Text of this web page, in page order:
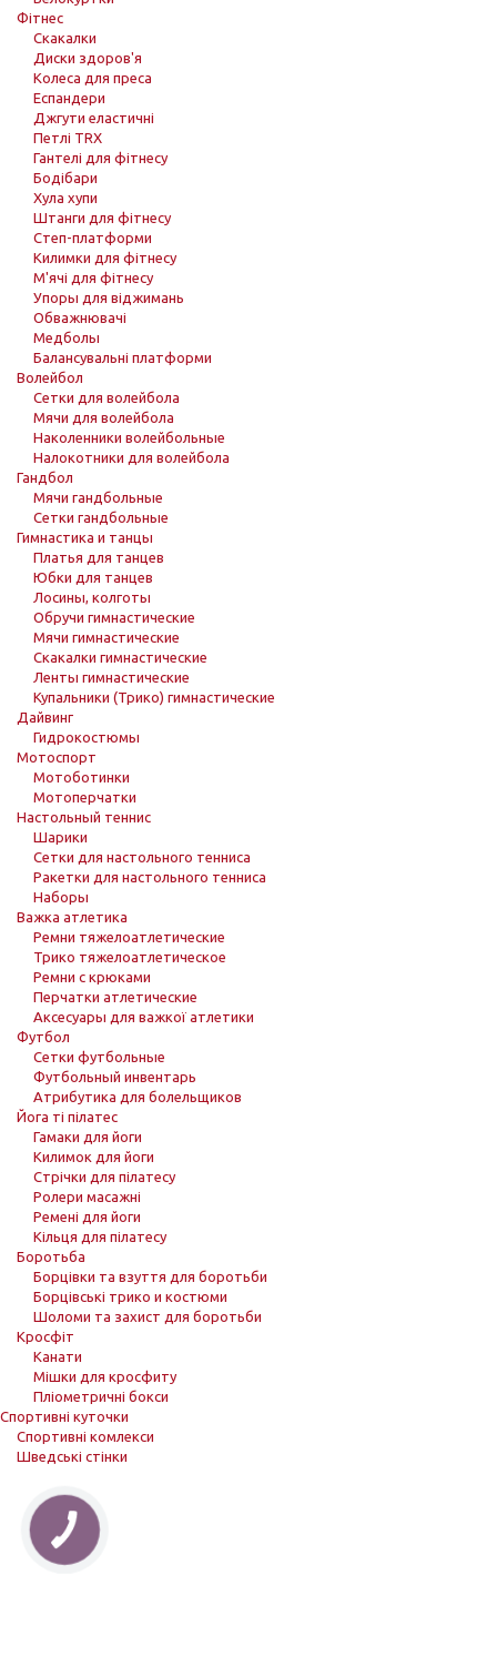
Фітнес
Скакалки
Диски здоров'я
Колеса для преса
Еспандери
Джгути еластичні
Петлі TRX
Гантелі для фітнесу
Бодібари
Хула хупи
Штанги для фітнесу
Степ-платформи
Килимки для фітнесу
М'ячі для фітнесу
Упоры для віджимань
Обважнювачі
Медболы
Балансувальні платформи
Волейбол
Сетки для волейбола
Мячи для волейбола
Наколенники волейбольные
Налокотники для волейбола
Гандбол
Мячи гандбольные
Сетки гандбольные
Гимнастика и танцы
Платья для танцев
Юбки для танцев
Лосины, колготы
Обручи гимнастические
Мячи гимнастические
Скакалки гимнастические
Ленты гимнастические
Купальники (Трико) гимнастические
Дайвинг
Гидрокостюмы
Мотоспорт
Мотоботинки
Мотоперчатки
Настольный теннис
Шарики
Сетки для настольного тенниса
Ракетки для настольного тенниса
Наборы
Важка атлетика
Ремни тяжелоатлетические
Трико тяжелоатлетическое
Ремни с крюками
Перчатки атлетические
Аксесуары для важкої атлетики
Футбол
Сетки футбольные
Футбольный инвентарь
Атрибутика для болельщиков
Йога ті пілатес
Гамаки для йоги
Килимок для йоги
Стрічки для пілатесу
Ролери масажні
Ремені для йоги
Кільця для пілатесу
Боротьба
Борцівки та взуття для боротьби
Борцівські трико и костюми
Шоломи та захист для боротьби
Кросфіт
Канати
Мішки для кросфиту
Пліометричні бокси
Спортивні куточки
Спортивні комлекси
Шведські стінки